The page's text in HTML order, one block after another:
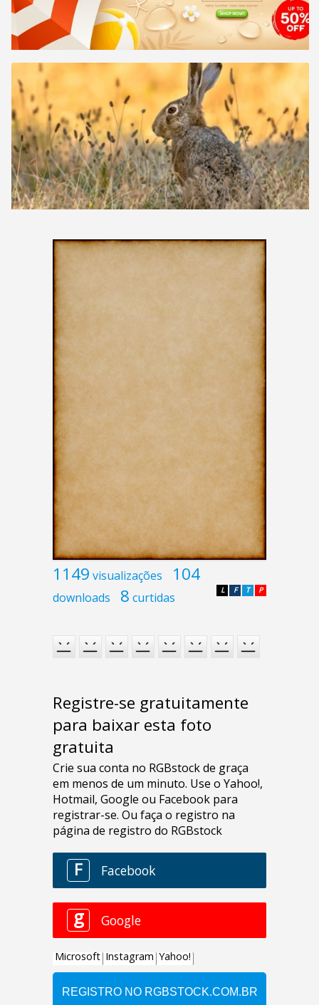
1149 visualizações 104
downloads 8 curtidas P
T
F
L
Registre-se gratuitamente
para baixar esta foto
gratuita